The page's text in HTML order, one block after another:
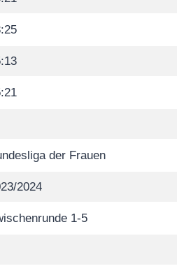
der Frauen
2024
1-5